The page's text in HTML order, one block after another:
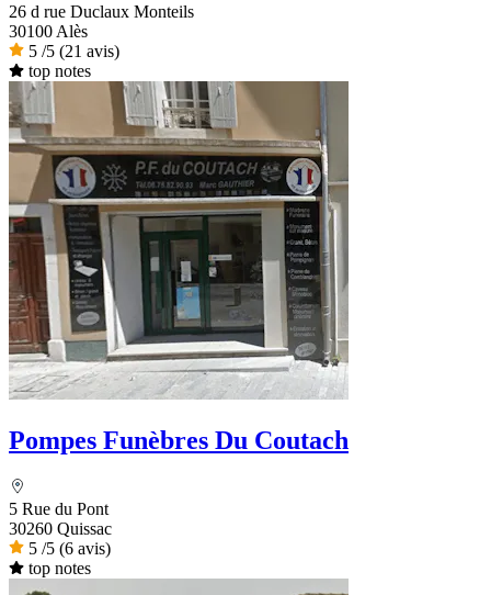
26 d rue Duclaux Monteils
30100 Alès
5 /5 (21 avis)
top notes
Pompes Funèbres Du Coutach
5 Rue du Pont
30260 Quissac
5 /5 (6 avis)
top notes